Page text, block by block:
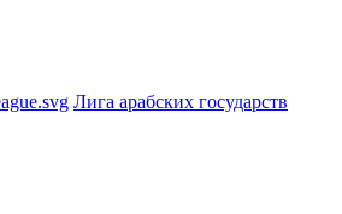
Лига арабских государств